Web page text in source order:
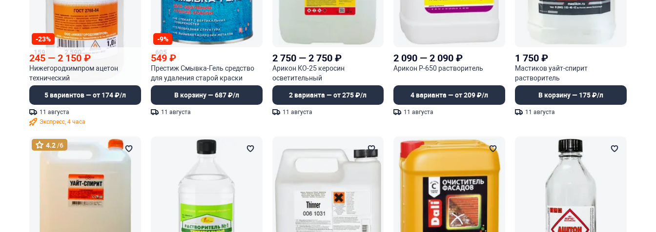
-23%
159
245 — 2 590
2 150₽
Нижегородхимпром ацетон
технический
5 вариантов — от 174 ₽/л
11 августа
Экспресс, 4 часа
-9%
605
549₽
Престиж Смывка-Гель средство
для удаления старой краски
В корзину — 687 ₽/л
11 августа
2 750 — 2 750 ₽
Арикон КО-25 керосин
осветительный
2 варианта — от 275 ₽/л
11 августа
2 090 —2 090₽
Арикон Р-650 растворитель
4 варианта — от 209 ₽/л
11 августа
1 750₽
Мастиков уайт-спирит
растворитель
В корзину — 175 ₽/л
11 августа
4.2/6